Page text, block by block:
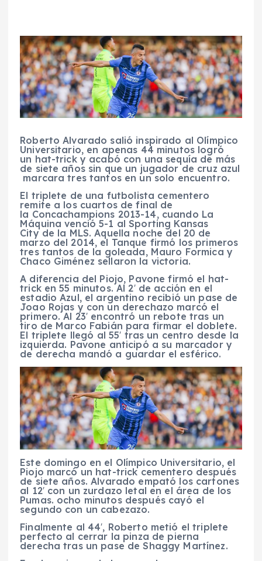
Roberto Alvarado salió inspirado al Olímpico
Universitario, en apenas 44 minutos logró
un hat-trick y acabó con una sequía de más
de siete años sin que un jugador de cruz azul
marcara tres tantos en un solo encuentro.
El triplete de una futbolista cementero
remite a los cuartos de final de
la Concachampions 2013-14, cuando La
Máquina venció 5-1 al Sporting Kansas
City de la MLS. Aquella noche del 20 de
marzo del 2014, el Tanque firmó los primeros
tres tantos de la goleada, Mauro Formica y
Chaco Giménez sellaron la victoria.
A diferencia del Piojo, Pavone firmó el hat-
trick en 55 minutos. Al 2′ de acción en el
estadio Azul, el argentino recibió un pase de
Joao Rojas y con un derechazo marcó el
primero. Al 23′ encontró un rebote tras un
tiro de Marco Fabián para firmar el doblete.
El triplete llegó al 55′ tras un centro desde la
izquierda. Pavone anticipó a su marcador y
de derecha mandó a guardar el esférico.
Este domingo en el Olímpico Universitario, el
Piojo marcó un hat-trick cementero después
de siete años. Alvarado empató los cartones
al 12′ con un zurdazo letal en el área de los
Pumas. ocho minutos después cayó el
segundo con un cabezazo.
Finalmente al 44′, Roberto metió el triplete
perfecto al cerrar la pinza de pierna
derecha tras un pase de Shaggy Martínez.